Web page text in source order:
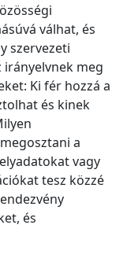
válhat, és
szervezeti
irányelvnek meg
Ki fér hozzá a
és kinek
a
vagy
tesz közzé
és